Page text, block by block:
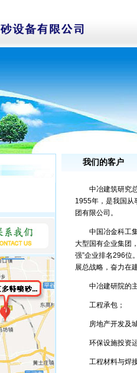
我们的客户
中冶建筑研究总
1955年，是我国从
团有限公司。
中国冶金科工集
大型国有企业集团
强”企业排名296位
展总战略，奋力在
中冶建研院的主
工程承包；
房地产开发及城
环保设施投资
工程材料与焊